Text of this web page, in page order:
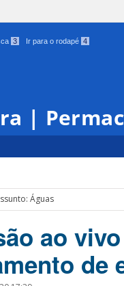
3 Ir para o rodapé 4
|
Águas
ao
de